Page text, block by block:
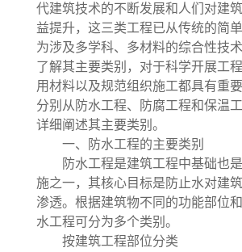
代建筑技术的不断发展和人们对建
益提升，这三类工程已从传统的简
为涉及多学科、多材料的综合性技
了解其主要类别，对于科学开展工
用材料以及规范组织施工都具有重
分别从防水工程、防腐工程和保温工
详细阐述其主要类别。
一、防水工程的主要类别
防水工程是建筑工程中基础也
施之一，其核心目标是防止水对建
渗透。根据建筑物不同的功能部位
水工程可分为多个类别。
按建筑工程部位分类